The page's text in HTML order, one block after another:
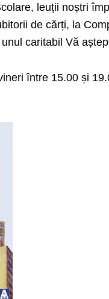
leuții noștri
de cărți, la
caritabil Vă
între 15.00 și